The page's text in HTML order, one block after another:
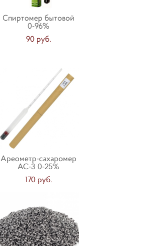
Спиртомер бытовой
0-96%
90 pуб.
Ареометр-сахаромер
АС-3 0-25%
170 pуб.